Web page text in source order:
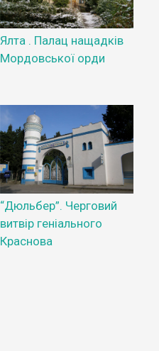
Ялта . Палац нащадків
Мордовської орди
“Дюльбер”. Черговий
витвір геніального
Краснова